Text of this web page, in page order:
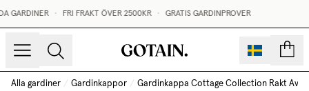
GARDINER • FRI FRAKT ÖVER 2500KR • GRATIS GARDINPROVER
Alla gardiner / Gardinkappor / Gardinkappa Cottage Collection Rakt